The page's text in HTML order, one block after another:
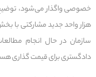
هزار واحد جدید مشارکتی
سازمان در حال انجام
دادگستری برای قیمت گذاری